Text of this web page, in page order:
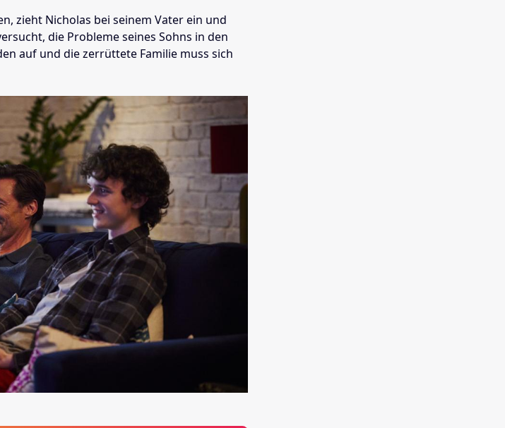
zieht Nicholas bei seinem Vater ein und
die Probleme seines Sohns in den
auf und die zerrüttete Familie muss sich